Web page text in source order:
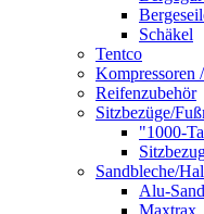
Schäkel
Tentco
Kompressoren
Reifenzubehör
Sitzbezüge/
"1000-
Sandbleche/
Alu-
Maxtrax